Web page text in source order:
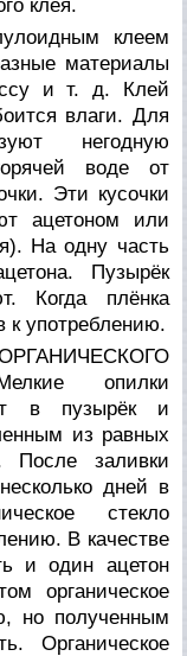
клея.
клеем
материалы
и т. д. Клей
влаги. Для
негодную
воде от
Эти кусочки
ацетоном или
На одну часть
Пузырёк
Когда плёнка
к употреблению.
опилки
в пузырёк и
из равных
После заливки
дней в
стекло
В качестве
и один ацетон
органическое
но полученным
Органическое